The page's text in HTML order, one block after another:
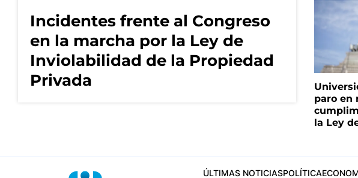
Incidentes frente al Congreso
en la marcha por la Ley de
Inviolabilidad de la Propiedad
Privada
paro en
la Ley
ÚLTIMAS NOTICIASPOLÍTICA